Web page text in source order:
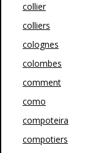
collier
colliers
colognes
colombes
comment
como
compoteira
compotiers